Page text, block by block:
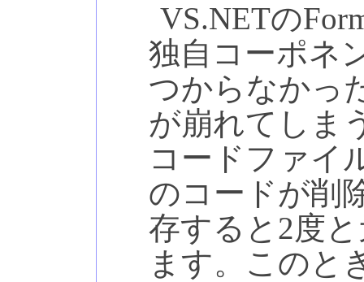
VS.NETの
独自コーポネ
つからなかっ
が崩れてしま
コードファイ
のコードが削
存すると2度
ます。このと